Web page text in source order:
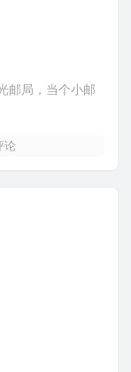
邮局，当个小邮
论